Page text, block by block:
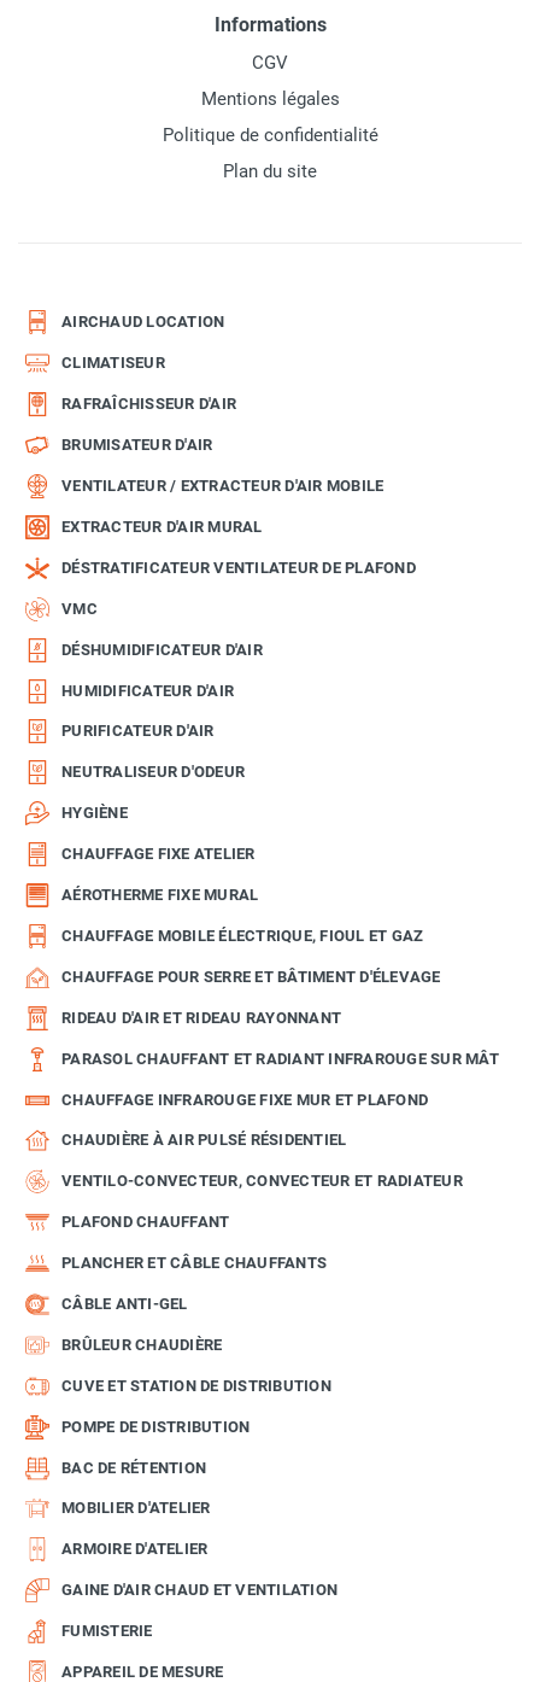
Informations
CGV
Mentions légales
Politique de confidentialité
Plan du site
AIRCHAUD LOCATION
CLIMATISEUR
RAFRAÎCHISSEUR D'AIR
BRUMISATEUR D'AIR
VENTILATEUR / EXTRACTEUR D'AIR MOBILE
EXTRACTEUR D'AIR MURAL
DÉSTRATIFICATEUR VENTILATEUR DE PLAFOND
VMC
DÉSHUMIDIFICATEUR D'AIR
HUMIDIFICATEUR D'AIR
PURIFICATEUR D'AIR
NEUTRALISEUR D'ODEUR
HYGIÈNE
CHAUFFAGE FIXE ATELIER
AÉROTHERME FIXE MURAL
CHAUFFAGE MOBILE ÉLECTRIQUE, FIOUL ET GAZ
CHAUFFAGE POUR SERRE ET BÂTIMENT D'ÉLEVAGE
RIDEAU D'AIR ET RIDEAU RAYONNANT
PARASOL CHAUFFANT ET RADIANT INFRAROUGE SUR MÂT
CHAUFFAGE INFRAROUGE FIXE MUR ET PLAFOND
CHAUDIÈRE À AIR PULSÉ RÉSIDENTIEL
VENTILO-CONVECTEUR, CONVECTEUR ET RADIATEUR
PLAFOND CHAUFFANT
PLANCHER ET CÂBLE CHAUFFANTS
CÂBLE ANTI-GEL
BRÛLEUR CHAUDIÈRE
CUVE ET STATION DE DISTRIBUTION
POMPE DE DISTRIBUTION
BAC DE RÉTENTION
MOBILIER D'ATELIER
ARMOIRE D'ATELIER
GAINE D'AIR CHAUD ET VENTILATION
FUMISTERIE
APPAREIL DE MESURE